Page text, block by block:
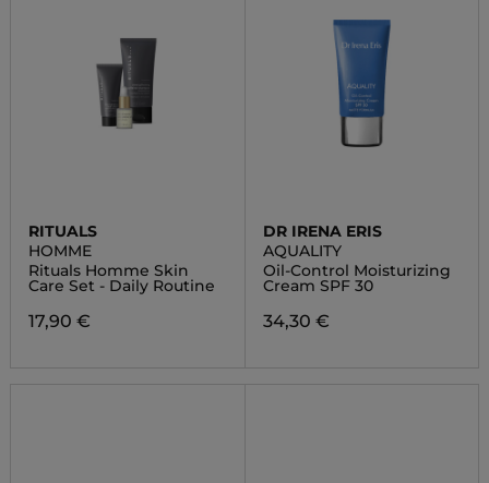
RITUALS
HOMME
Rituals Homme Skin
Care Set - Daily Routine
17,90 €
DR IRENA ERIS
AQUALITY
Oil-Control Moisturizing
Cream SPF 30
34,30 €